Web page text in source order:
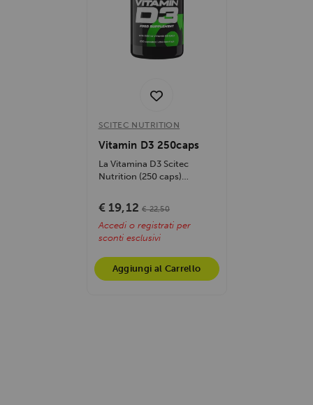
SCITEC NUTRITION
Vitamin D3 250caps
La Vitamina D3 Scitec
Nutrition (250 caps)
sistema immunitario,...
€ 19,12 € 22,50
Accedi o registrati per
sconti esclusivi
Aggiungi al Carrello